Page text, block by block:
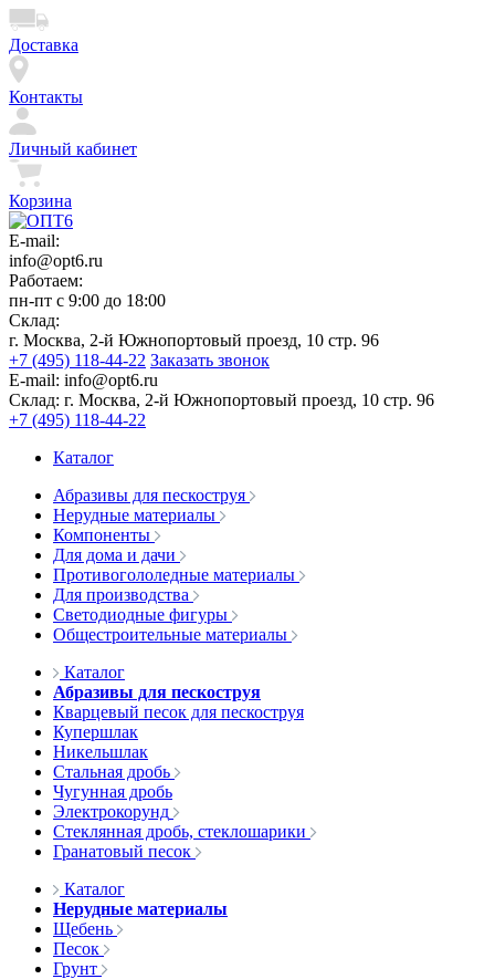
Доставка
Контакты
Личный кабинет
Корзина
E-mail:
info@opt6.ru
Работаем:
пн-пт с 9:00 до 18:00
Склад:
г. Москва, 2-й Южнопортовый проезд, 10 стр. 96
+7 (495) 118-44-22 Заказать звонок
E-mail: info@opt6.ru
Склад: г. Москва, 2-й Южнопортовый проезд, 10 стр. 96
+7 (495) 118-44-22
Каталог
Абразивы для пескоструя
Нерудные материалы
Компоненты
Для дома и дачи
Противогололедные материалы
Для производства
Светодиодные фигуры
Общестроительные материалы
Каталог
Абразивы для пескоструя
Кварцевый песок для пескоструя
Купершлак
Никельшлак
Стальная дробь
Чугунная дробь
Электрокорунд
Стеклянная дробь, стеклошарики
Гранатовый песок
Каталог
Нерудные материалы
Щебень
Песок
Грунт